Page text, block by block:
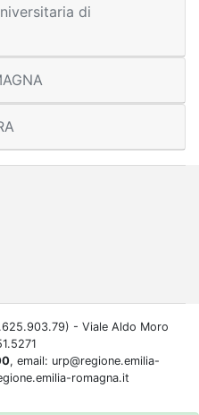
di
- Viale Aldo Moro
, email: urp@regione.emilia-
romagna.it